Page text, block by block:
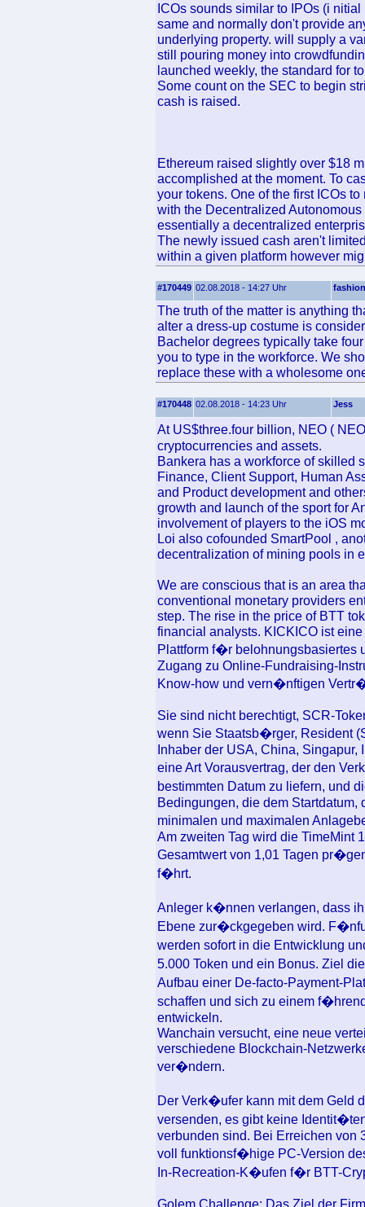
ICOs sounds similar to IPOs (i
same and normally don't provide
underlying property. will supply a
still pouring money into
launched weekly, the standard for
Some count on the SEC to begin
cash is raised.
Ethereum raised slightly over $18
accomplished at the moment. To
your tokens. One of the first ICOs
with the Decentralized
essentially a decentralized
The newly issued cash aren't
within a given platform however
#170449 02.08.2018 - 14:27 Uhr
The truth of the matter is anything
alter a dress-up costume is
Bachelor degrees typically take
you to type in the workforce. We
replace these with a wholesome
#170448 02.08.2018 - 14:23 Uhr Jess
At US$three.four billion, NEO (
cryptocurrencies and assets.
Bankera has a workforce of skilled
Finance, Client Support, Human
and Product development and
growth and launch of the sport for
involvement of players to the iOS
Loi also cofounded SmartPool ,
decentralization of mining pools in
We are conscious that is an area
conventional monetary providers
step. The rise in the price of BTT
financial analysts. KICKICO ist
Plattform f�r belohnungsbasiertes
Zugang zu Online-Fundraising-
Know-how und vern�nftigen
Sie sind nicht berechtigt, SCR-
wenn Sie Staatsb�rger, Resident
Inhaber der USA, China,
eine Art Vorausvertrag, der den
bestimmten Datum zu liefern, und
Bedingungen, die dem
minimalen und maximalen
Am zweiten Tag wird die TimeMint
Gesamtwert von 1,01 Tagen
f�hrt.
Anleger k�nnen verlangen, dass
Ebene zur�ckgegeben wird.
werden sofort in die Entwicklung
5.000 Token und ein Bonus. Ziel
Aufbau einer De-facto-Payment-
schaffen und sich zu einem
entwickeln.
Wanchain versucht, eine neue
verschiedene Blockchain-
ver�ndern.
Der Verk�ufer kann mit dem Geld
versenden, es gibt keine
verbunden sind. Bei Erreichen von
voll funktionsf�hige PC-Version
In-Recreation-K�ufen f�r BTT-
Golem Challenge: Das Ziel der